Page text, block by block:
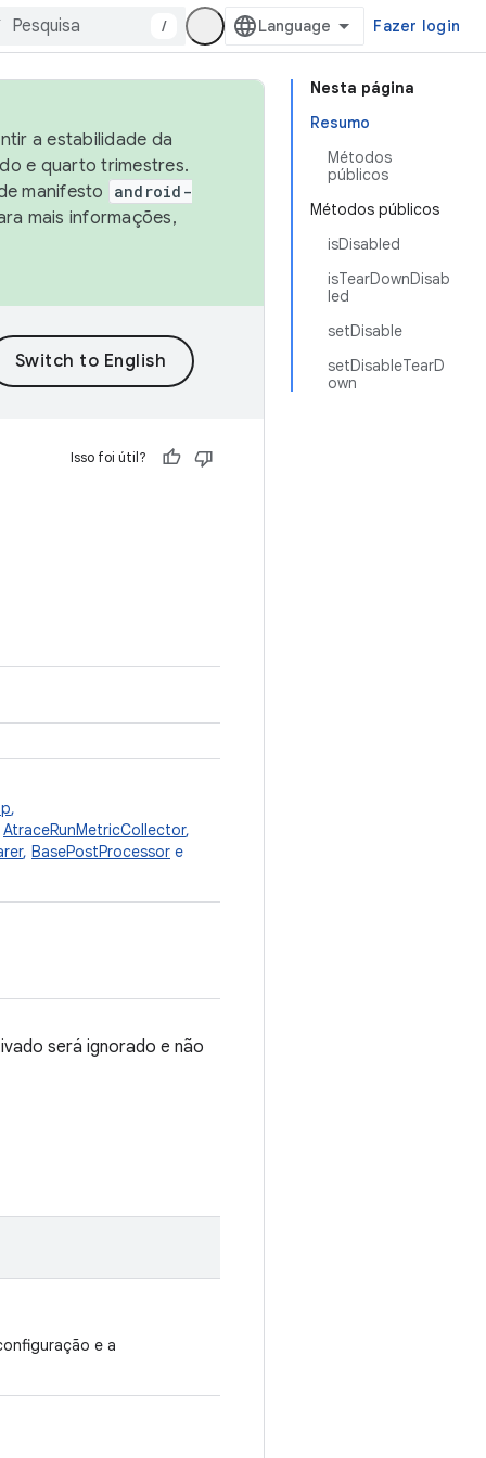
/ Fazer login
Nesta página
Resumo
Métodos
públicos
Métodos públicos
isDisabled
isTearDownDisab
led
setDisable
setDisableTearD
own
a estabilidade da
e quarto trimestres.
manifesto
android-
mais informações,
Isso foi útil?
,
AtraceRunMetricCollector,
, BasePostProcessor e
será ignorado e não
e a